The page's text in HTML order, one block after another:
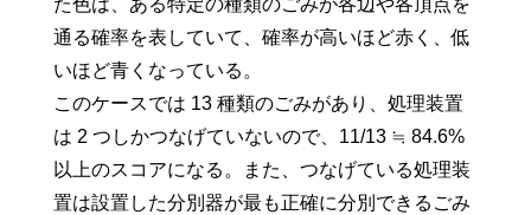
た色は、ある特定の種類のごみが各辺や各頂点を
通る確率を表していて、確率が高いほど赤く、低
いほど青くなっている。
このケースでは 13 種類のごみがあり、処理装置
は 2 つしかつなげていないので、11/13 ≒ 84.6%
以上のスコアになる。また、つなげている処理装
置は設置した分別器が最も正確に分別できるごみ